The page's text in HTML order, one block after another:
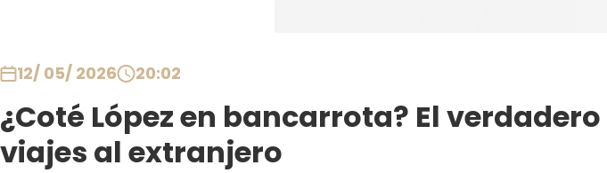
12/ 05/ 2026 20:02
¿Coté López en bancarrota? El
viajes al extranjero